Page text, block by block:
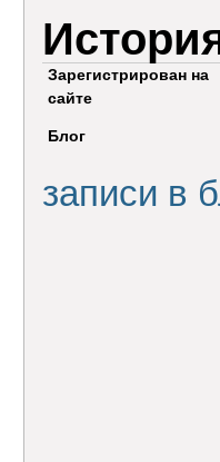
Зарегистрирован на
сайте
Блог
записи в